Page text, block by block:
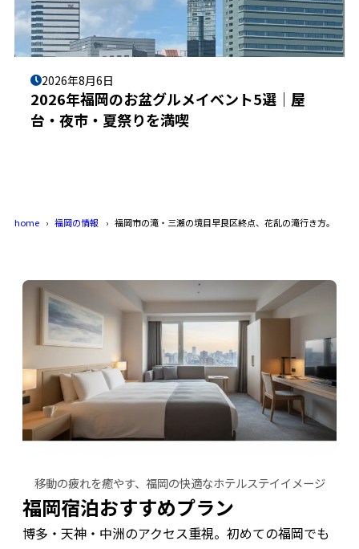
2026年8月6日
2026年福岡のお盆グルメイベント5選｜屋
台・夜市・夏祭りを満喫
home 福岡の情報 福岡市の滝・三瀬の境目早良区終点、花乱の滝行き方。
移動の疲れを癒やす、福岡の快適なホテルステイイメージ
福岡宿泊おすすめプラン
博多・天神・中洲のアクセス重視。初めての福岡でも